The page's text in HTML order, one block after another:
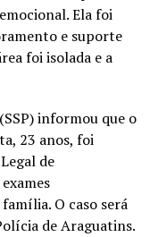
Ela foi
e suporte
foi isolada e a
informou que o
23 anos, foi
de
O caso será
de Araguatins.